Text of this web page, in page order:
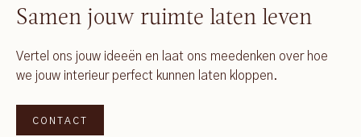
Samen jouw ruimte laten leven
Vertel ons jouw ideeën en laat ons meedenken over hoe
we jouw interieur perfect kunnen laten kloppen.
CONTACT